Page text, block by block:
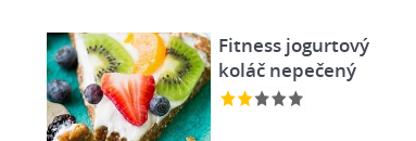
Fitness jogurtový
koláč nepečený